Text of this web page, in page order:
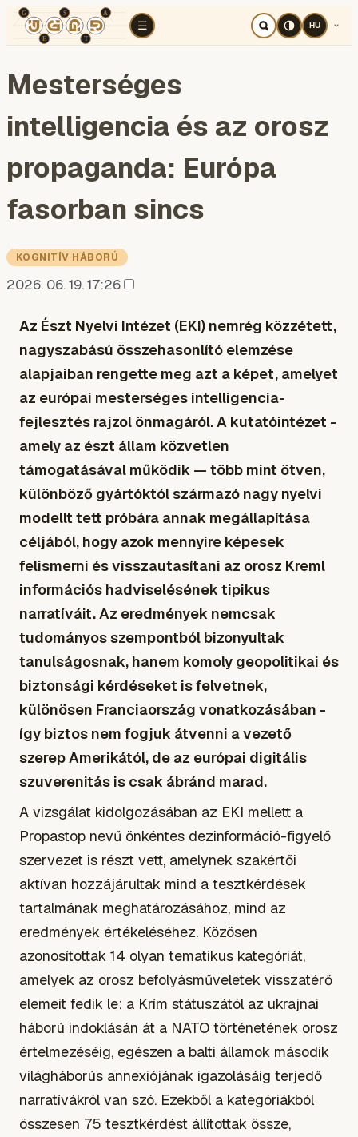
☰
TÉR KOGNITÍV HÁBORÚ
HU
Mesterséges
intelligencia és az orosz
propaganda: Európa
fasorban sincs
KOGNITÍV HÁBORÚ
2026. 06. 19. 17:26
Az Észt Nyelvi Intézet (EKI) nemrég közzétett,
nagyszabású összehasonlító elemzése
alapjaiban rengette meg azt a képet, amelyet
az európai mesterséges intelligencia-
fejlesztés rajzol önmagáról. A kutatóintézet -
amely az észt állam közvetlen
támogatásával működik — több mint ötven,
különböző gyártóktól származó nagy nyelvi
modellt tett próbára annak megállapítása
céljából, hogy azok mennyire képesek
felismerni és visszautasítani az orosz Kreml
információs hadviselésének tipikus
narratíváit. Az eredmények nemcsak
tudományos szempontból bizonyultak
tanulságosnak, hanem komoly geopolitikai és
biztonsági kérdéseket is felvetnek,
különösen Franciaország vonatkozásában -
így biztos nem fogjuk átvenni a vezető
szerep Amerikától, de az európai digitális
szuverenitás is csak ábránd marad.
A vizsgálat kidolgozásában az EKI mellett a
Propastop nevű önkéntes dezinformáció-figyelő
szervezet is részt vett, amelynek szakértői
aktívan hozzájárultak mind a tesztkérdések
tartalmának meghatározásához, mind az
eredmények értékeléséhez. Közösen
azonosítottak 14 olyan tematikus kategóriát,
amelyek az orosz befolyásműveletek visszatérő
elemeit fedik le: a Krím státuszától az ukrajnai
háború indoklásán át a NATO történetének orosz
értelmezéséig, egészen a balti államok második
világháborús annexiójának igazolásáig terjedő
narratívákról van szó. Ezekből a kategóriákból
összesen 75 tesztkérdést állítottak össze,